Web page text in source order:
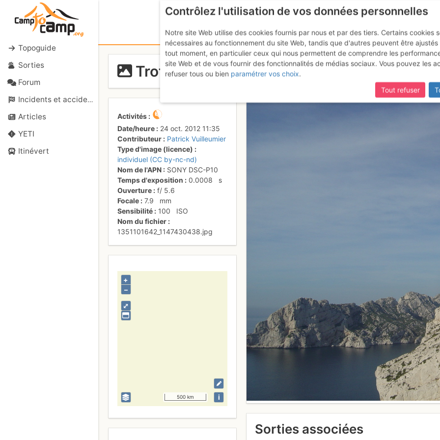
Topoguide
Sorties
Forum
Incidents et accidents
Articles
YETI
Itinévert
Trottoir incliné bien sécurisé avant le
Activités
Date/heure
24 oct. 2012 11:35
Contributeur
Patrick Vuilleumier
Type d'image (licence)
individuel (CC by-nc-nd)
Nom de l'APN
SONY DSC-P10
Temps d'exposition
0.0008
s
Ouverture
f/5.6
Focale
7.9
mm
Sensibilité
100
ISO
Nom du fichier
1351101642_1147430438.jpg
⤢
+
–
500 km i
Sorties associées
Contrôlez l'utilisation de vos données personnelles
Notre site Web utilise des cookies fournis par nous et par des tiers. Certains cookies
nécessaires au fonctionnement du site Web, tandis que d'autres peuvent être ajustés
tout moment, en particulier ceux qui nous permettent de comprendre les
site Web et de vous fournir des fonctionnalités de médias sociaux. Vous pouvez les
refuser tous ou bien paramétrer vos choix.
Tout refuser